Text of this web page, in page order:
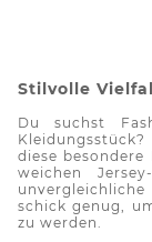
Stilvolle
Du suchst
diese
weichen
schick genug,
zu werden.